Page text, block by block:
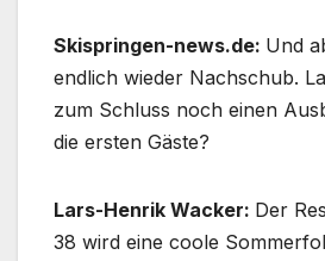
Skispringen-news.de: Und
endlich wieder Nachschub.
zum Schluss noch einen
die ersten Gäste?
Lars-Henrik Wacker: Der
38 wird eine coole